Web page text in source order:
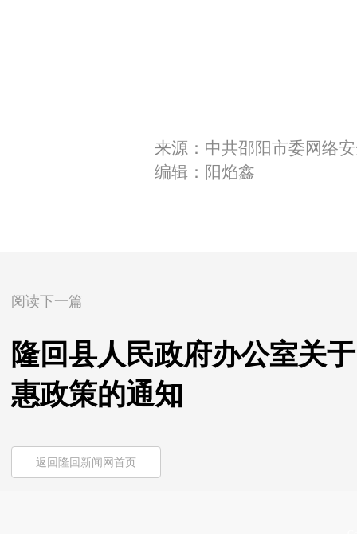
来源：中共邵阳市委网络
编辑：阳焰鑫
阅读下一篇
隆回县人民政府办公室关
惠政策的通知
返回隆回新闻网首页